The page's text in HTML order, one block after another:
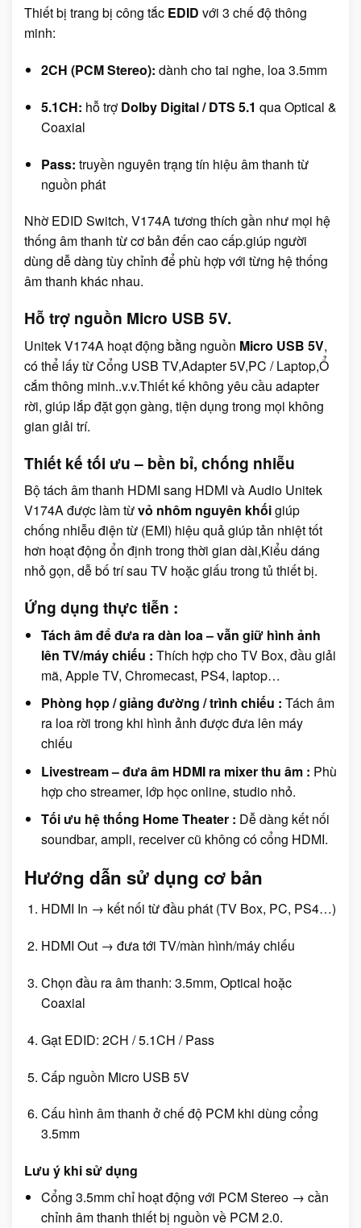
Thiết bị trang bị công tắc EDID với 3 chế độ thông
minh:
2CH (PCM Stereo): dành cho tai nghe, loa 3.5mm
5.1CH: hỗ trợ Dolby Digital / DTS 5.1 qua Optical &
Coaxial
Pass: truyền nguyên trạng tín hiệu âm thanh từ
nguồn phát
Nhờ EDID Switch, V174A tương thích gần như mọi hệ
thống âm thanh từ cơ bản đến cao cấp.giúp người
dùng dễ dàng tùy chỉnh để phù hợp với từng hệ thống
âm thanh khác nhau.
Hỗ trợ nguồn Micro USB 5V.
Unitek V174A hoạt động bằng nguồn Micro USB 5V,
có thể lấy từ Cổng USB TV,Adapter 5V,PC / Laptop,Ổ
cắm thông minh..v.v.Thiết kế không yêu cầu adapter
rời, giúp lắp đặt gọn gàng, tiện dụng trong mọi không
gian giải trí.
Thiết kế tối ưu – bền bỉ, chống nhiễu
Bộ tách âm thanh HDMI sang HDMI và Audio Unitek
V174A được làm từvỏ nhôm nguyên khốigiúp
chống nhiễu điện từ (EMI) hiệu quả giúp tản nhiệt tốt
hơn hoạt động ổn định trong thời gian dài,Kiểu dáng
nhỏ gọn, dễ bố trí sau TV hoặc giấu trong tủ thiết bị.
Ứng dụng thực tiễn :
Tách âm để đưa ra dàn loa – vẫn giữ hình ảnh
lên TV/máy chiếu : Thích hợp cho TV Box, đầu giải
mã, Apple TV, Chromecast, PS4, laptop…
Phòng họp / giảng đường / trình chiếu : Tách âm
ra loa rời trong khi hình ảnh được đưa lên máy
chiếu
Livestream – đưa âm HDMI ra mixer thu âm : Phù
hợp cho streamer, lớp học online, studio nhỏ.
Tối ưu hệ thống Home Theater : Dễ dàng kết nối
soundbar, ampli, receiver cũ không có cổng HDMI.
Hướng dẫn sử dụng cơ bản
HDMI In → kết nối từ đầu phát (TV Box, PC, PS4…)
HDMI Out → đưa tới TV/màn hình/máy chiếu
Chọn đầu ra âm thanh: 3.5mm, Optical hoặc
Coaxial
Gạt EDID: 2CH / 5.1CH / Pass
Cấp nguồn Micro USB 5V
Cấu hình âm thanh ở chế độ PCM khi dùng cổng
3.5mm
Lưu ý khi sử dụng
Cổng 3.5mm chỉ hoạt động với PCM Stereo → cần
chỉnh âm thanh thiết bị nguồn về PCM 2.0.